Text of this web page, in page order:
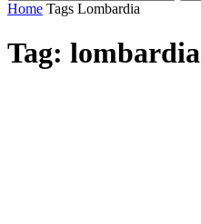
Home Tags Lombardia
Tag: lombardia